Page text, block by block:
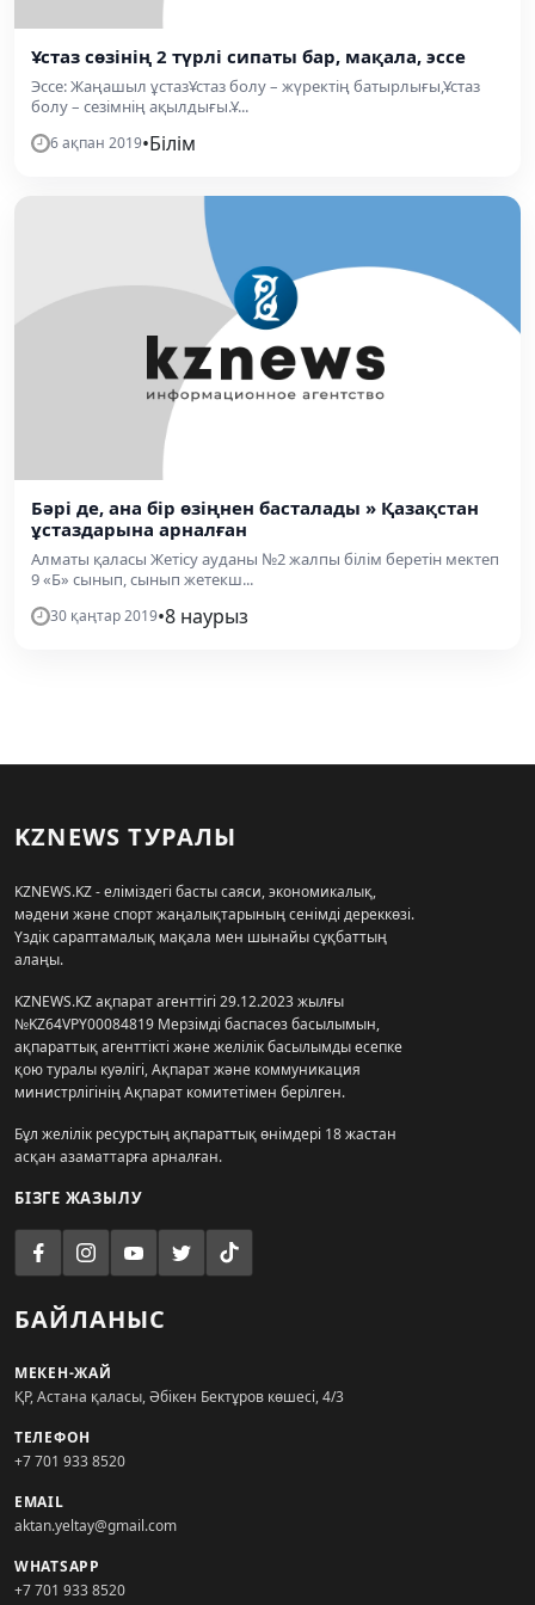
Ұстаз сөзінің 2 түрлі сипаты бар, мақала, эссе
Эссе: Жаңашыл ұстазҰстаз болу – жүректің батырлығы,Ұстаз
болу – сезімнің ақылдығы.Ұ...
6 ақпан 2019•Білім
Бәрі де, ана бір өзіңнен басталады » Қазақстан
ұстаздарына арналған
Алматы қаласы Жетісу ауданы №2 жалпы білім беретін мектеп
9 «Б» сынып, сынып жетекш...
30 қаңтар 2019•8 наурыз
KZNEWS ТУРАЛЫ
KZNEWS.KZ - еліміздегі басты саяси, экономикалық,
мәдени және спорт жаңалықтарының сенімді дереккөзі.
Үздік сараптамалық мақала мен шынайы сұқбаттың
алаңы.
KZNEWS.KZ ақпарат агенттігі 29.12.2023 жылғы
№KZ64VPY00084819 Мерзімді баспасөз басылымын,
ақпараттық агенттікті және желілік басылымды есепке
қою туралы куәлігі, Ақпарат және коммуникация
министрлігінің Ақпарат комитетімен берілген.
Бұл желілік ресурстың ақпараттық өнімдері 18 жастан
асқан азаматтарға арналған.
БІЗГЕ ЖАЗЫЛУ
БАЙЛАНЫС
МЕКЕН-ЖАЙ
ҚР, Астана қаласы, Әбікен Бектұров көшесі, 4/3
ТЕЛЕФОН
+7 701 933 8520
EMAIL
aktan.yeltay@gmail.com
WHATSAPP
+7 701 933 8520